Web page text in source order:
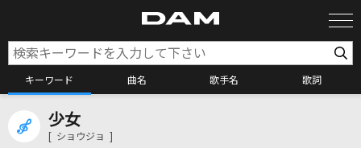
キーワード 曲名 歌手名 歌詞
少女
[ ショウジョ ]